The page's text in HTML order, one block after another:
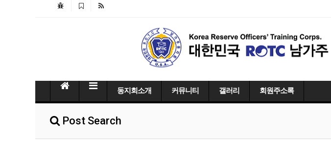
동지회소개 커뮤니티 갤러리 회원주소록
Post Search